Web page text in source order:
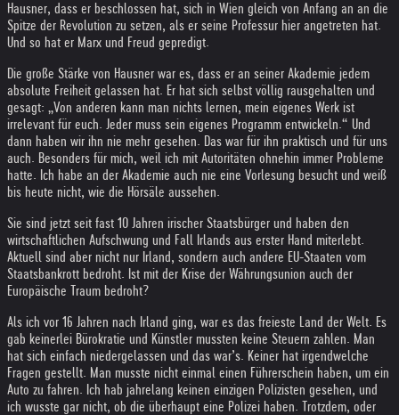
Hausner, dass er beschlossen hat, sich in Wien gleich von Anfang an an die
Spitze der Revolution zu setzen, als er seine Professur hier angetreten hat.
Und so hat er Marx und Freud gepredigt.
Die große Stärke von Hausner war es, dass er an seiner Akademie jedem
absolute Freiheit gelassen hat. Er hat sich selbst völlig rausgehalten und
gesagt: „Von anderen kann man nichts lernen, mein eigenes Werk ist
irrelevant für euch. Jeder muss sein eigenes Programm entwickeln.“ Und
dann haben wir ihn nie mehr gesehen. Das war für ihn praktisch und für uns
auch. Besonders für mich, weil ich mit Autoritäten ohnehin immer Probleme
hatte. Ich habe an der Akademie auch nie eine Vorlesung besucht und weiß
bis heute nicht, wie die Hörsäle aussehen.
Sie sind jetzt seit fast 10 Jahren irischer Staatsbürger und haben den
wirtschaftlichen Aufschwung und Fall Irlands aus erster Hand miterlebt.
Aktuell sind aber nicht nur Irland, sondern auch andere EU-Staaten vom
Staatsbankrott bedroht. Ist mit der Krise der Währungsunion auch der
Europäische Traum bedroht?
Als ich vor 16 Jahren nach Irland ging, war es das freieste Land der Welt. Es
gab keinerlei Bürokratie und Künstler mussten keine Steuern zahlen. Man
hat sich einfach niedergelassen und das war’s. Keiner hat irgendwelche
Fragen gestellt. Man musste nicht einmal einen Führerschein haben, um ein
Auto zu fahren. Ich hab jahrelang keinen einzigen Polizisten gesehen, und
ich wusste gar nicht, ob die überhaupt eine Polizei haben. Trotzdem, oder